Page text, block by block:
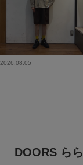
2026.08.05
DOORS ら